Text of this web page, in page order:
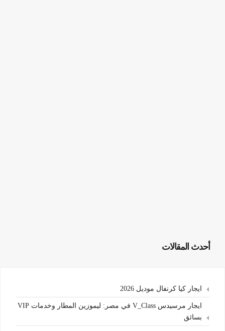
أحدث المقالات
ايجار كيا كرنفال موديل 2026
ايجار مرسيدس V_Class في مصر: ليموزين المطار وخدمات VIP
بسائق